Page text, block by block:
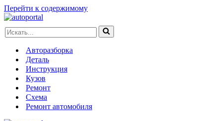
Перейти к содержимому
Искать...
Авторазборка
Деталь
Инструкция
Кузов
Ремонт
Схема
Ремонт автомобиля